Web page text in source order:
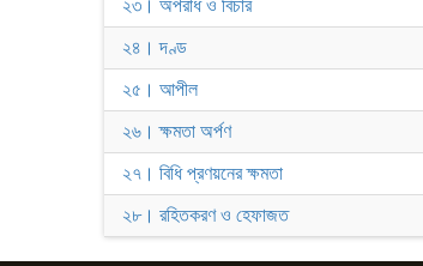
২৩। অপরাধ ও বিচার
২৪। দণ্ড
২৫। আপীল
২৬। ক্ষমতা অর্পণ
২৭। বিধি প্রণয়নের ক্ষমতা
২৮। রহিতকরণ ও হেফাজত